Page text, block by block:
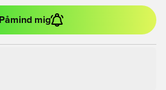
Påmind mig